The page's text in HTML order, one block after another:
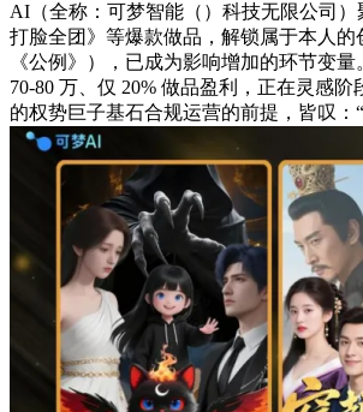
AI（全称：可梦智能（）科技无限公司
打脸全团》等爆款做品，解锁属于本人
《公例》），已成为影响增加的环节变
70-80 万、仅 20% 做品盈利，正在灵感
的权势巨子基石合规运营的前提，皆叹